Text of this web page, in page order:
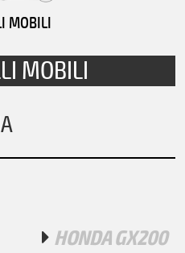
MOBILI
MOBILI
HONDA GX200